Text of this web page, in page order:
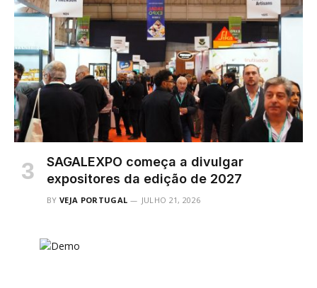
SAGALEXPO começa a divulgar
expositores da edição de 2027
BY VEJA PORTUGAL JULHO 21, 2026